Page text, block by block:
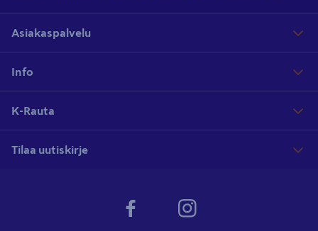
Asiakaspalvelu
Info
K-Rauta
Tilaa uutiskirje